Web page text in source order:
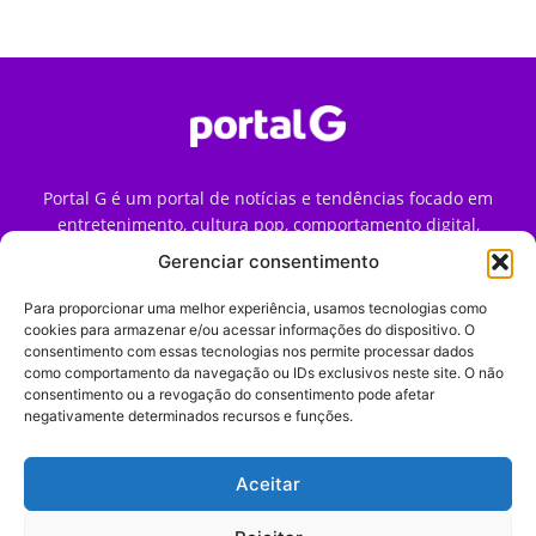
Gerenciar consentimento
Para proporcionar uma melhor experiência, usamos tecnologias como
cookies para armazenar e/ou acessar informações do dispositivo. O
consentimento com essas tecnologias nos permite processar dados
como comportamento da navegação ou IDs exclusivos neste site. O não
consentimento ou a revogação do consentimento pode afetar
negativamente determinados recursos e funções.
Aceitar
Portal G é um portal de notícias e tendências focado em
entretenimento, cultura pop, comportamento digital,
streaming, games e iniciativas de marca que impactam a
forma como o público vive e consome internet no Brasil.
Contato:contato@portalg.com.br
Início Sobre
Termos de Uso